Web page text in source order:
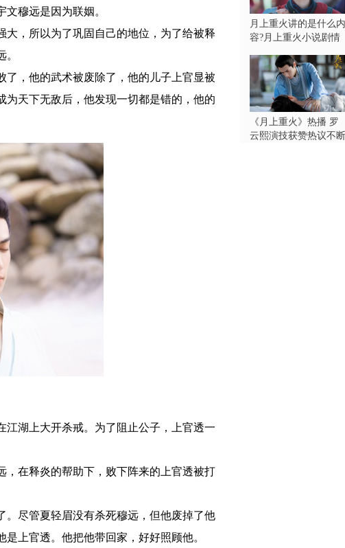
穆远是因为联姻。
，所以为了巩固自己的地位，为了给被释
，他的武术被废除了，他的儿子上官显被
天下无敌后，他发现一切都是错的，他的
湖上大开杀戒。为了阻止公子，上官透一
在释炎的帮助下，败下阵来的上官透被打
尽管夏轻眉没有杀死穆远，但他废掉了他
上官透。他把他带回家，好好照顾他。
月上重火讲的是什么内
容?月上重火小说剧情
《月上重火》热播 罗
云熙演技获赞热议不断